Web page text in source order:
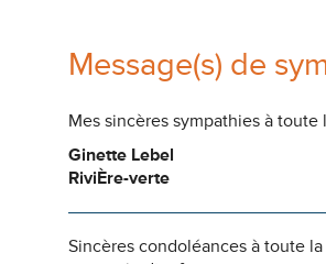
Message(s) de
Mes sincères sympathies à toute
Ginette Lebel
RiviÈre-verte
Sincères condoléances à toute